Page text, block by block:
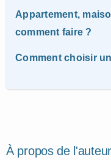
Appartement,
comment faire ?
Comment choisir
À propos de